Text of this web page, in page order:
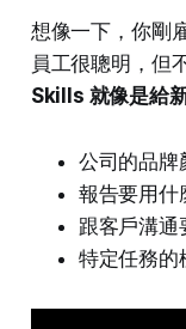
想像一下，你剛
員工很聰明，但
Skills 就像是給
公司的品牌
報告要用什
跟客戶溝通
特定任務的